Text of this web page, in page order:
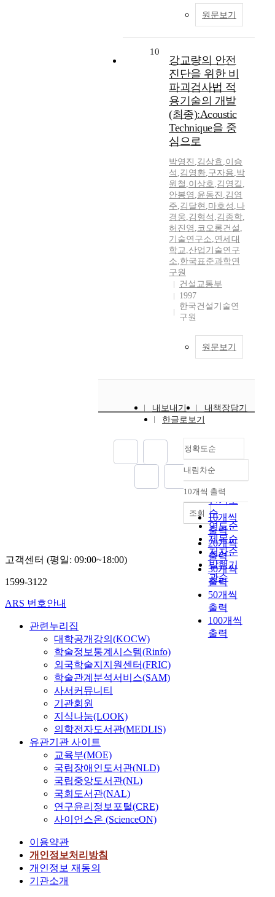
원문보기
10
강교량의 안전
진단을 위한 비
파괴검사법 적
용기술의 개발
(최종):Acoustic
Technique을 중
심으로
박영진 ,김상효 ,이승
석 ,김영환,구자용,박
원철 ,이상호,김영길 ,
안봉영 ,윤동진 ,김영
주,김달현 ,마호성 ,나
경웅,김형석 ,김종학,
허진영 ,코오롱건설 ,
기술연구소,연세대
학교,산업기술연구
소,한국표준과학연
구원
건설교통부
1997
한국건설기술연
구원
원문보기
내보내기
내책장담기
한글로보기
정확도순
정확도
순
인기도
순
연도순
제목순
저자순
발행기
관순
내림차순
내림차순
10개씩 출력
10개씩
출력
20개씩
출력
30개씩
출력
50개씩
출력
100개씩
출력
조회
고객센터 (평일: 09:00~18:00)
1599-3122
ARS 번호안내
관련누리집
대학공개강의(KOCW)
학술정보통계시스템(Rinfo)
외국학술지지원센터(FRIC)
학술관계분석서비스(SAM)
사서커뮤니티
기관회원
지식나눔(LOOK)
의학전자도서관(MEDLIS)
유관기관 사이트
교육부(MOE)
국립장애인도서관(NLD)
국립중앙도서관(NL)
국회도서관(NAL)
연구윤리정보포털(CRE)
사이언스온 (ScienceON)
이용약관
개인정보처리방침
개인정보 재동의
기관소개